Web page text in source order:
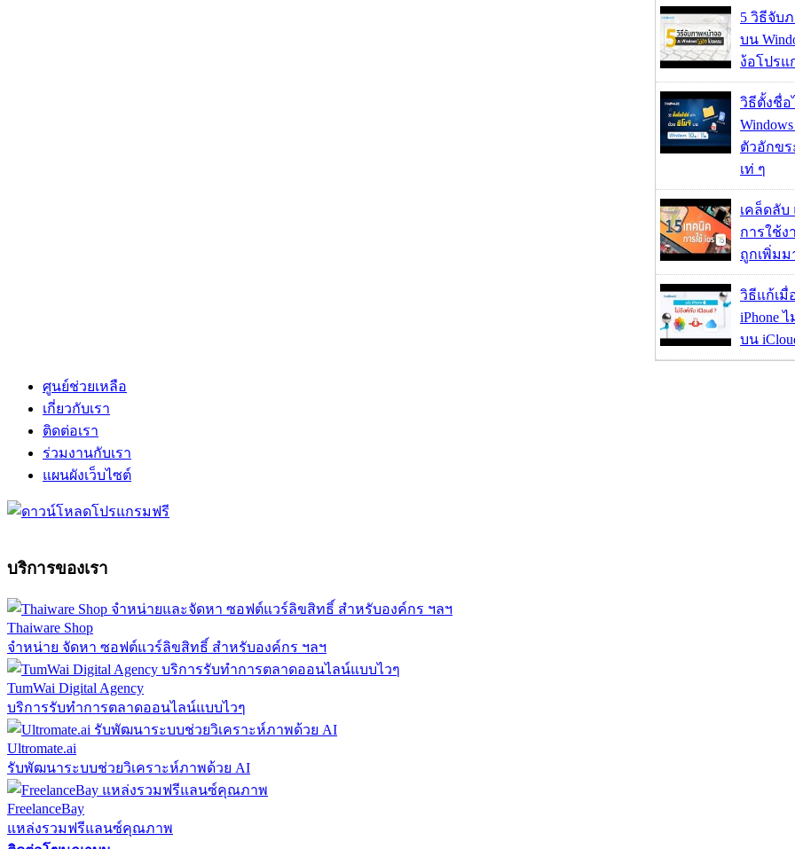
5 วิธีจับ
บน
ง้อโปรแ
วิธีตั้งชื่
ตัวอักข
เท่ ๆ
เคล็ดลับ
การใช้ง
ถูกเพิ่มม
วิธีแก้เ
iPhone
บน
ศูนย์ช่วยเหลือ
เกี่ยวกับเรา
ติดต่อเรา
ร่วมงานกับเรา
แผนผังเว็บไซต์
บริการของเรา
Thaiware Shop
จำหน่าย จัดหา ซอฟต์แวร์ลิขสิทธิ์ สำหรับองค์กร ฯลฯ
TumWai Digital Agency
บริการรับทำการตลาดออนไลน์แบบไวๆ
Ultromate.ai
รับพัฒนาระบบช่วยวิเคราะห์ภาพด้วย AI
FreelanceBay
แหล่งรวมฟรีแลนซ์คุณภาพ